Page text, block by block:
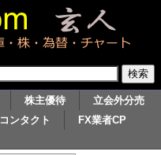
株主優待
立会外分売
コンタクト
FX業者CP